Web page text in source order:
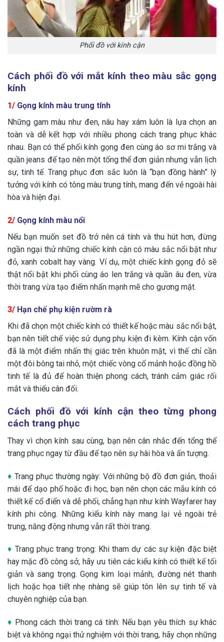
Phối đồ với kính cận
Cách phối đồ với mắt kính theo màu sắc gọng
kính
1/ Gọng kính màu trung tính
Những gam màu như đen, nâu hay xám luôn là lựa chọn an
toàn và dễ kết hợp với nhiều phong cách trang phục khác
nhau. Bạn có thể phối kính gọng đen cùng áo sơ mi trắng và
quần jeans để tạo nên một tổng thể đơn giản nhưng vẫn lịch
sự, tinh tế. Trang phục đơn sắc luôn là “bạn đồng hành” lý
tưởng với kính có tông màu trung tính, mang đến vẻ ngoài hài
hòa và hiện đại.
2/ Gọng kính màu nổi
Nếu bạn muốn set đồ trở nên cá tính và thu hút hơn, đừng
ngần ngại thử những chiếc kính cận có màu sắc nổi bật như
đỏ, xanh cobalt hay vàng. Ví dụ, một chiếc kính gọng đỏ sẽ
thật nổi bật khi phối cùng áo len trắng và quần âu đen, vừa
thời trang vừa tạo điểm nhấn mạnh mẽ cho gương mặt.
3/ Hạn chế phụ kiện rườm rà
Khi đã chọn một chiếc kính có thiết kế hoặc màu sắc nổi bật,
bạn nên tiết chế việc sử dụng phụ kiện đi kèm. Kính cận vốn
đã là một điểm nhấn thị giác trên khuôn mặt, vì thế chỉ cần
một đôi bông tai nhỏ, một chiếc vòng cổ mảnh hoặc đồng hồ
tinh tế là đủ để hoàn thiện phong cách, tránh cảm giác rối
mắt và thiếu cân đối.
Cách phối đồ với kính cận theo từng phong
cách trang phục
Thay vì chọn kính sau cùng, bạn nên cân nhắc đến tổng thể
trang phục ngay từ đầu để tạo nên sự hài hòa và ấn tượng.
♦ Trang phục thường ngày: Với những bộ đồ đơn giản, thoải
mái để dạo phố hoặc đi học, bạn nên chọn các mẫu kính có
thiết kế cổ điển và dễ phối, chẳng hạn như kính Wayfarer hay
kính phi công. Những kiểu kính này mang lại vẻ ngoài trẻ
trung, năng động nhưng vẫn rất thời trang.
♦ Trang phục trang trọng: Khi tham dự các sự kiện đặc biệt
hay mặc đồ công sở, hãy ưu tiên các kiểu kính có thiết kế tối
giản và sang trọng. Gọng kim loại mảnh, đường nét thanh
lịch hoặc họa tiết nhẹ nhàng sẽ giúp tôn lên sự tinh tế và
chuyên nghiệp của bạn.
♦ Phong cách thời trang cá tính: Nếu bạn yêu thích sự khác
biệt và không ngại thử nghiệm với thời trang, hãy chọn những